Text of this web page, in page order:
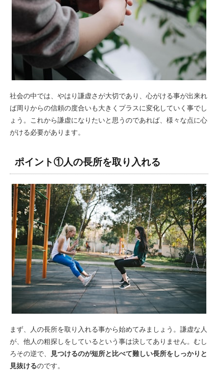
社会の中では、やはり謙虚さが大切であり、心がける事が出来れ
ば周りからの信頼の度合いも大きくプラスに変化していく事でし
ょう。これから謙虚になりたいと思うのであれば、様々な点に心
がける必要があります。
ポイント①人の長所を取り入れる
まず、人の長所を取り入れる事から始めてみましょう。謙虚な人
が、他人の粗探しをしているという事は決してありません。むし
ろその逆で、
見つけるのが短所と比べて難しい長所をしっかりと
見抜けるのです。